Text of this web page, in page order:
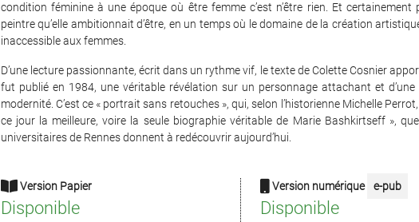
condition féminine à une époque où être femme c’est n’être rien. Et certainement
peintre qu’elle ambitionnait d’être, en un temps où le domaine de la création
inaccessible aux femmes.
D’une lecture passionnante, écrit dans un rythme vif, le texte de Colette Cosnier
fut publié en 1984, une véritable révélation sur un personnage attachant et d’une
modernité. C’est ce « portrait sans retouches », qui, selon l’historienne Michelle
ce jour la meilleure, voire la seule biographie véritable de Marie Bashkirtseff »,
universitaires de Rennes donnent à redécouvrir aujourd’hui.
Version Papier
Disponible
Version numérique e-pub
Disponible